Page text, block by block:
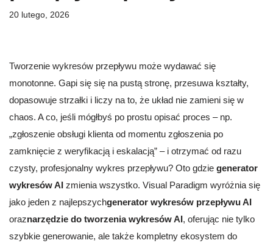
20 lutego, 2026
Tworzenie wykresów przepływu może wydawać się
monotonne. Gapi się się na pustą stronę, przesuwa kształty,
dopasowuje strzałki i liczy na to, że układ nie zamieni się w
chaos. A co, jeśli mógłbyś po prostu opisać proces – np.
„zgłoszenie obsługi klienta od momentu zgłoszenia po
zamknięcie z weryfikacją i eskalacją” – i otrzymać od razu
czysty, profesjonalny wykres przepływu? Oto gdzie generator
wykresów AI zmienia wszystko. Visual Paradigm wyróżnia się
jako jeden z najlepszychgenerator wykresów przepływu AI
oraznarzędzie do tworzenia wykresów AI, oferując nie tylko
szybkie generowanie, ale także kompletny ekosystem do